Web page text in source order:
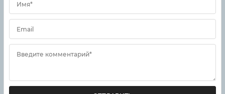
Имя*
Email
Введите комментарий*